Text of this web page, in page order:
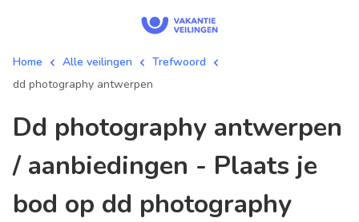
Home Alle veilingen
Trefwoord
dd photography antwerpen
dd photography antwerpen
/ aanbiedingen - Plaats je
bod op dd photography